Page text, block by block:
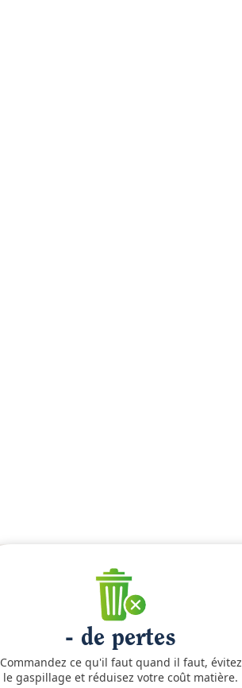
- de pertes
Commandez ce qu'il faut quand il faut, évitez
le gaspillage et réduisez votre coût matière.